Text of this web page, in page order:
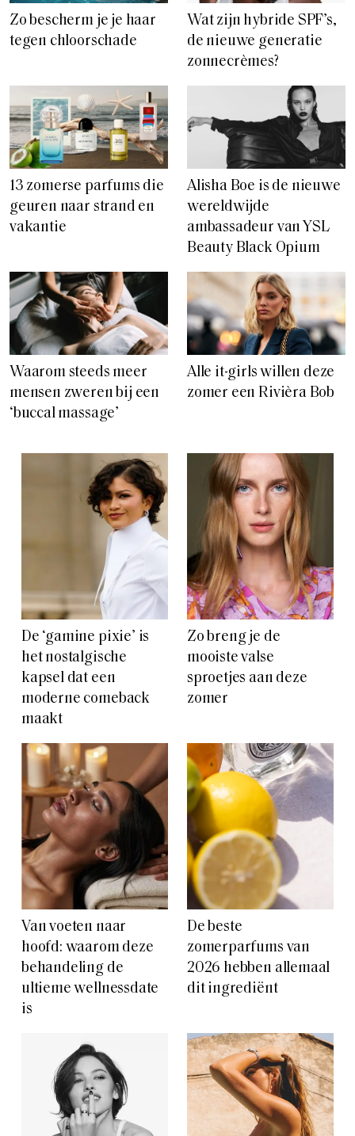
Zo bescherm je je haar
tegen chloorschade
Wat zijn hybride SPF’s,
de nieuwe generatie
zonnecrèmes?
13 zomerse parfums die
geuren naar strand en
vakantie
Alisha Boe is de nieuwe
wereldwijde
ambassadeur van YSL
Beauty Black Opium
Waarom steeds meer
mensen zweren bij een
‘buccal massage’
Alle it-girls willen deze
zomer een Rivièra Bob
De ‘gamine pixie’ is
het nostalgische
kapsel dat een
moderne comeback
maakt
Zo breng je de
mooiste valse
sproetjes aan deze
zomer
Van voeten naar
hoofd: waarom deze
behandeling de
ultieme wellnessdate
is
De beste
zomerparfums van
2026 hebben allemaal
dit ingrediënt